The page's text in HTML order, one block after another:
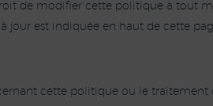
de modifier cette politique à tout
jour est indiquée en haut de cette
cette politique ou le traitement